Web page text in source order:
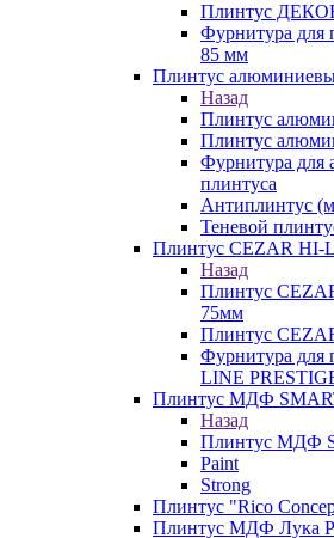
Плинтус
Фурнитура
85 мм
Плинтус
Назад
Плинтус
Плинтус
Фурнитура для
плинтуса
Антиплинтус
Теневой
Плинтус CEZAR HI-
Назад
Плинтус
75мм
Плинтус
Фурнитура для
LINE
Плинтус МДФ
Назад
Плинтус МДФ
Paint
Strong
Плинтус "Rico
Плинтус МДФ Лука